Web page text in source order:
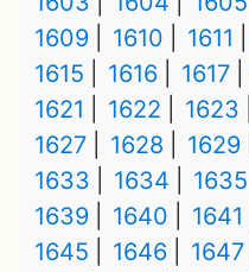
1609
1610 1611
1615
1616 1617
1621
1622 1623
1627
1628 1629
1633
1634 1635
1639
1640 1641
1645
1646 1647